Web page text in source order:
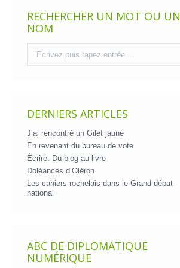
RECHERCHER UN MOT OU UN
NOM
DERNIERS ARTICLES
J’ai rencontré un Gilet jaune
En revenant du bureau de vote
Écrire. Du blog au livre
Doléances d’Oléron
Les cahiers rochelais dans le Grand débat
national
ABC DE DIPLOMATIQUE
NUMÉRIQUE